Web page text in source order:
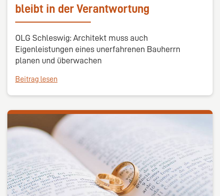
bleibt in der Verantwortung
OLG Schleswig: Architekt muss auch
Eigenleistungen eines unerfahrenen Bauherrn
planen und überwachen
Beitrag lesen